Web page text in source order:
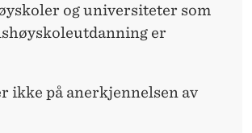
og universiteter som
er
ikke på anerkjennelsen av